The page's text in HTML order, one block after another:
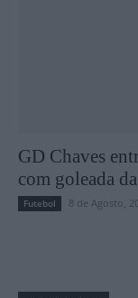
GD Chaves
com goleada
Futebol 8 de Agosto,